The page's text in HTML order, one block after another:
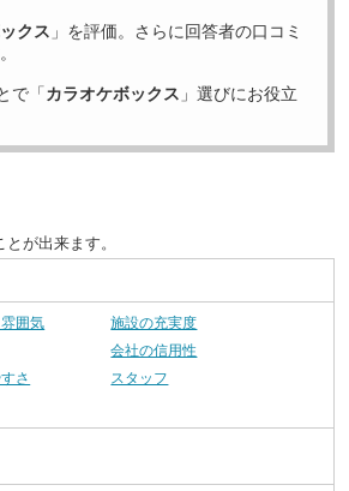
クス 」を評価。さらに回答者の口コミ
で「カラオケボックス 」選びにお役立
が出来ます。
囲気
施設の充実度
会社の信用性
さ
スタッフ